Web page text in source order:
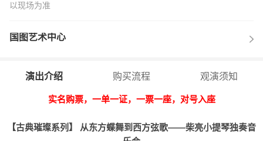
以现场为准
国图艺术中心
演出介绍 购买流程 观演须知
实名购票，一单一证，一票一座，对号入座
【古典璀璨系列】 从东方蝶舞到西方弦歌——柴亮小提琴独奏音